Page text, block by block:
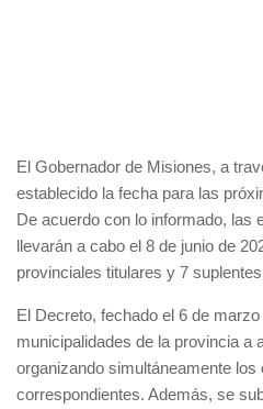
El Gobernador de Misiones, a
establecido la fecha para las
De acuerdo con lo informado, las
llevarán a cabo el 8 de junio de
provinciales titulares y 7
El Decreto, fechado el 6 de
municipalidades de la provincia a
organizando simultáneamente
correspondientes. Además, se